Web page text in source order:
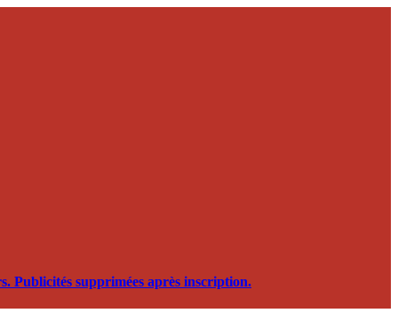
Publicités supprimées après inscription.